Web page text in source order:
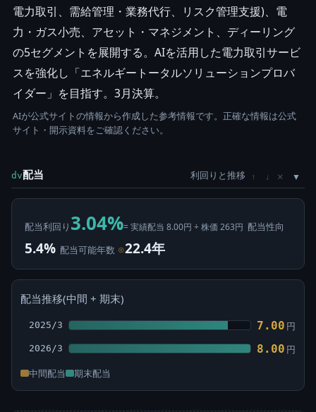
電力取引、需給管理・業務代行、リスク管理支援)、電
力・ガス小売、アセット・マネジメント、ディーリング
の5セグメントを展開する。AIを活用した電力取引サービ
スを強化し「エネルギートータルソリューションプロバ
イダー」を目指す。3月決算。
AIが公式サイトの情報から作成した参考情報です。正確な情報は公式
サイト・開示資料をご確認ください。
dv配当 利回りと推移 ↑ ↓ ×
配当利回り 3.04%= 実績配当 8.00円 ÷ 株価 263円 配当性向
5.4% 配当可能年数 ⊙22.4年
配当推移(中間 + 期末)
2025/3 7.00 円
2026/3 8.00 円
中間配当 期末配当